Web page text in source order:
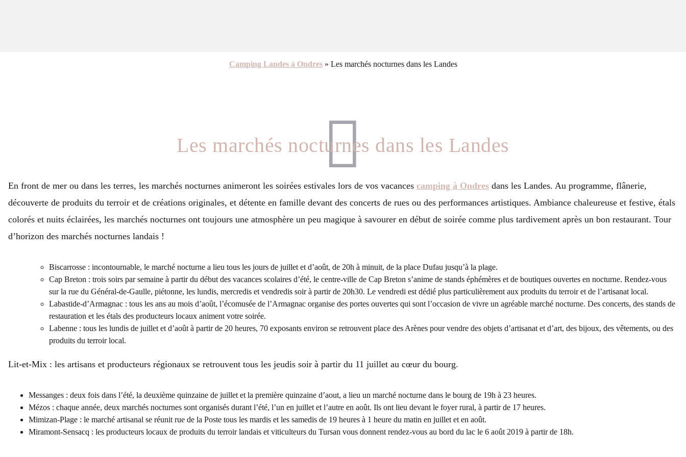
Camping Landes à Ondres» Les marchés nocturnes dans les Landes
Les marchés nocturnes dans les Landes
En front de mer ou dans les terres, les marchés nocturnes animeront les soirées estivales lors de vos vacances camping à Ondres dans les Landes. Au programme, flânerie,
découverte de produits du terroir et de créations originales, et détente en famille devant des concerts de rues ou des performances artistiques. Ambiance chaleureuse et festive, étals
colorés et nuits éclairées, les marchés nocturnes ont toujours une atmosphère un peu magique à savourer en début de soirée comme plus tardivement après un bon restaurant. Tour
d’horizon des marchés nocturnes landais !
Biscarrosse : incontournable, le marché nocturne a lieu tous les jours de juillet et d’août, de 20h à minuit, de la place Dufau jusqu’à la plage.
Cap Breton : trois soirs par semaine à partir du début des vacances scolaires d’été, le centre-ville de Cap Breton s’anime de stands éphémères et de boutiques ouvertes en nocturne. Rendez-vous
sur la rue du Général-de-Gaulle, piétonne, les lundis, mercredis et vendredis soir à partir de 20h30. Le vendredi est dédié plus particulièrement aux produits du terroir et de l’artisanat local.
Labastide-d’Armagnac : tous les ans au mois d’août, l’écomusée de l’Armagnac organise des portes ouvertes qui sont l’occasion de vivre un agréable marché nocturne. Des concerts, des stands de
restauration et les étals des producteurs locaux animent votre soirée.
Labenne : tous les lundis de juillet et d’août à partir de 20 heures, 70 exposants environ se retrouvent place des Arènes pour vendre des objets d’artisanat et d’art, des bijoux, des vêtements, ou des
produits du terroir local.
Lit-et-Mix : les artisans et producteurs régionaux se retrouvent tous les jeudis soir à partir du 11 juillet au cœur du bourg.
Messanges : deux fois dans l’été, la deuxième quinzaine de juillet et la première quinzaine d’aout, a lieu un marché nocturne dans le bourg de 19h à 23 heures.
Mézos : chaque année, deux marchés nocturnes sont organisés durant l’été, l’un en juillet et l’autre en août. Ils ont lieu devant le foyer rural, à partir de 17 heures.
Mimizan-Plage : le marché artisanal se réunit rue de la Poste tous les mardis et les samedis de 19 heures à 1 heure du matin en juillet et en août.
Miramont-Sensacq : les producteurs locaux de produits du terroir landais et viticulteurs du Tursan vous donnent rendez-vous au bord du lac le 6 août 2019 à partir de 18h.